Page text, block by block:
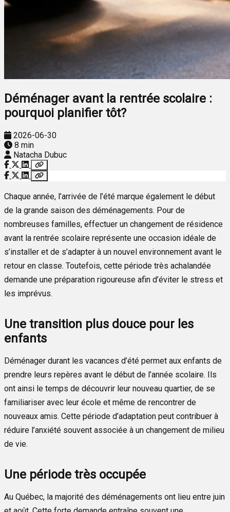
Déménager avant la rentrée scolaire :
pourquoi planifier tôt?
2026-06-30
8 min
Natacha Dubuc
Chaque année, l’arrivée de l’été marque également le début
de la grande saison des déménagements. Pour de
nombreuses familles, effectuer un changement de résidence
avant la rentrée scolaire représente une occasion idéale de
s’installer et de s’adapter à un nouvel environnement avant le
retour en classe. Toutefois, cette période très achalandée
demande une préparation rigoureuse afin d’éviter le stress et
les imprévus.
Une transition plus douce pour les
enfants
Déménager durant les vacances d’été permet aux enfants de
prendre leurs repères avant le début de l’année scolaire. Ils
ont ainsi le temps de découvrir leur nouveau quartier, de se
familiariser avec leur école et même de rencontrer de
nouveaux amis. Cette période d’adaptation peut contribuer à
réduire l’anxiété souvent associée à un changement de milieu
de vie.
Une période très occupée
Au Québec, la majorité des déménagements ont lieu entre juin